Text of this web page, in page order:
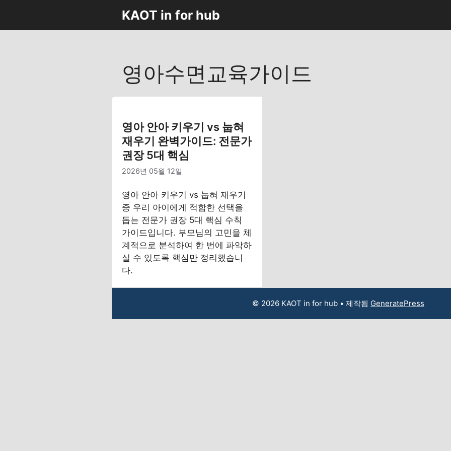
츠
KAOT in for hub
영아수면교육가이드
영아 안아 키우기 vs 눕혀
재우기 완벽가이드: 전문가
권장 5대 핵심
2026년 05월 12일
영아 안아 키우기 vs 눕혀 재우기
중 우리 아이에게 적합한 선택을
돕는 전문가 권장 5대 핵심 수칙
가이드입니다. 부모님의 고민을 체
계적으로 분석하여 한 번에 파악하
실 수 있도록 핵심만 정리했습니
다.
© 2026 KAOT in for hub • 제작됨 GeneratePress